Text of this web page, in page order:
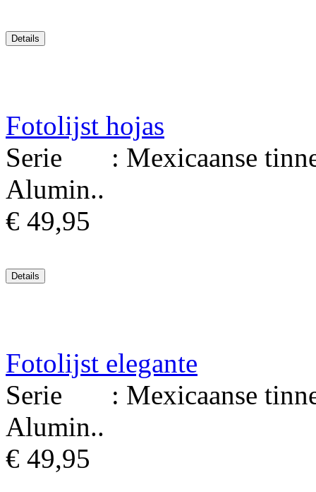
Fotolijst hojas
Serie : Mexicaanse
Alumin..
€ 49,95
Fotolijst elegante
Serie : Mexicaanse
Alumin..
€ 49,95